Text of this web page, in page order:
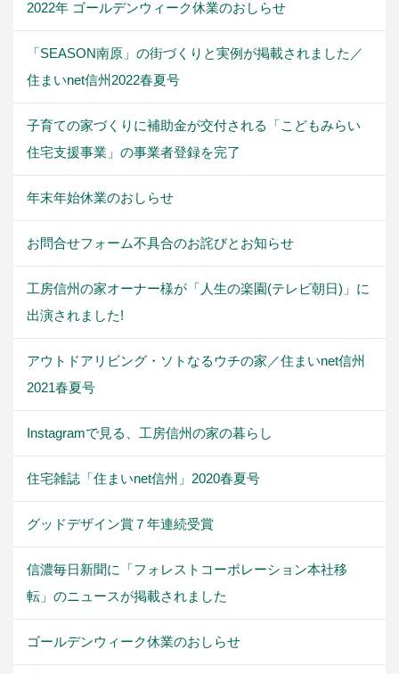
2022年 ゴールデンウィーク休業のおしらせ
「SEASON南原」の街づくりと実例が掲載されました／
住まいnet信州2022春夏号
子育ての家づくりに補助金が交付される「こどもみらい
住宅支援事業」の事業者登録を完了
年末年始休業のおしらせ
お問合せフォーム不具合のお詫びとお知らせ
工房信州の家オーナー様が「人生の楽園(テレビ朝日)」に
出演されました!
アウトドアリビング・ソトなるウチの家／住まいnet信州
2021春夏号
Instagramで見る、工房信州の家の暮らし
住宅雑誌「住まいnet信州」2020春夏号
グッドデザイン賞７年連続受賞
信濃毎日新聞に「フォレストコーポレーション本社移
転」のニュースが掲載されました
ゴールデンウィーク休業のおしらせ